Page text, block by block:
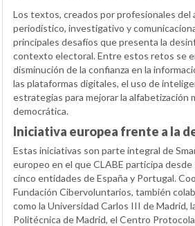
Los textos, creados por profesionales del
periodístico, investigativo y
principales desafíos que presenta la
contexto electoral. Entre estos retos se
disminución de la confianza en la
las plataformas digitales, el uso de
estrategias para mejorar la alfabetización
democrática.
Iniciativa europea frente a la
Estas iniciativas son parte integral de
europeo en el que CLABE participa
cinco entidades de España y Portugal.
Fundación Cibervoluntarios, también
como la Universidad Carlos III de Madrid,
Politécnica de Madrid, el Centro